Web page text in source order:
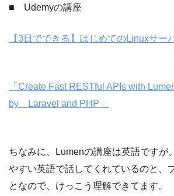
■ Udemyの講座
【3日でできる】はじめてのLinuxサー
「Create Fast RESTful APIs with
by Laravel and PHP」
ちなみに、Lumenの講座は英語ですが
やすい英語で話してくれているのと、
となので、けっこう理解できてます。